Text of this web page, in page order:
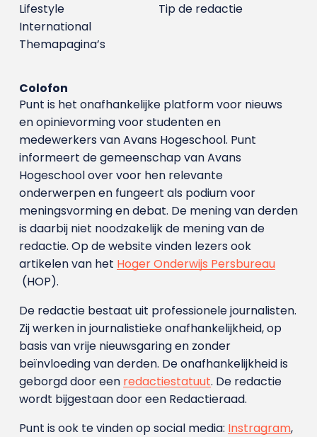
Tip de redactie
Lifestyle
International
Themapagina’s
Colofon
Punt is het onafhankelijke platform voor nieuws
en opinievorming voor studenten en
medewerkers van Avans Hoge­school. Punt
informeert de gemeenschap van Avans
Hogeschool over voor hen relevante
onderwerpen en fungeert als podium voor
meningsvorming en debat. De mening van derden
is daarbij niet noodzakelijk de mening van de
redactie. Op de website vinden lezers ook
artikelen van het Hoger Onderwijs Persbureau
(HOP).
De redactie bestaat uit professionele journalisten.
Zij werken in journalistieke onafhankelijkheid, op
basis van vrije nieuwsgaring en zonder
beïnvloeding van derden. De onafhankelijkheid is
geborgd door een redactiestatuut. De redactie
wordt bijgestaan door een Redactieraad.
Punt is ook te vinden op social media: Instragram,